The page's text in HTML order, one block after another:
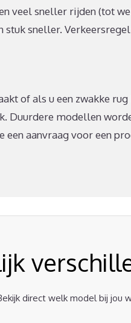
veel sneller rijden (tot
stuk sneller.
of als u een zwakke
Duurdere modellen
een aanvraag voor een
direct welk model bij jou